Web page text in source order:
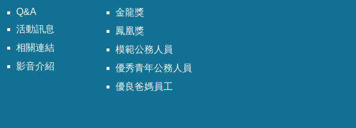
Q&A
活動訊息
相關連結
影音介紹
金龍獎
鳳凰獎
模範公務人員
優秀青年公務人員
優良爸媽員工